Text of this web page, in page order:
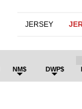
JERSEY
NM$ DWP$